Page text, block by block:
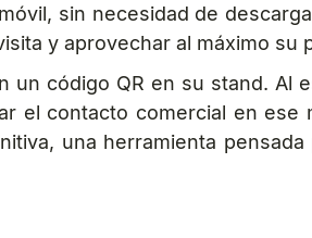
sin necesidad de
y aprovechar al máximo su
código QR en su stand. Al
el contacto comercial en
una herramienta